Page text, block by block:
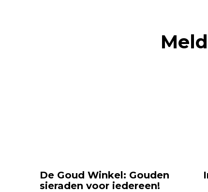
De Goud Winkel: Gouden
sieraden voor iedereen!